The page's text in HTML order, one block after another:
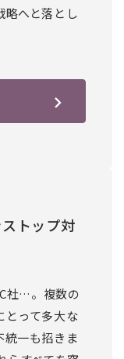
略へと落とし
トップ対
社…。複数の
とって多大な
統一も招きま